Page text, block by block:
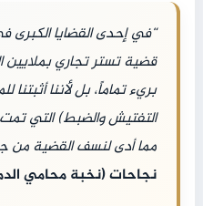
“في إحدى القضايا الكبرى
قضية تستر تجاري بملايين
بريء تماماً، بل لأننا
التفتيش والضبط) التي
مما أدى لنسف القضية من
نجاحات (نخبة محامي